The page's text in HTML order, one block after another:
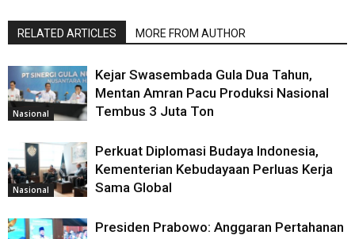
RELATED ARTICLES MORE FROM AUTHOR
Nasional
Kejar Swasembada Gula Dua Tahun,
Mentan Amran Pacu Produksi Nasional
Tembus 3 Juta Ton
Nasional
Perkuat Diplomasi Budaya Indonesia,
Kementerian Kebudayaan Perluas Kerja
Sama Global
Presiden Prabowo: Anggaran Pertahanan